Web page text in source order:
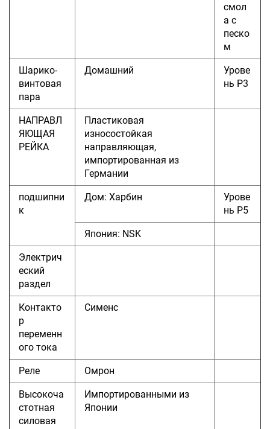
смол
а с
песко
м
Шарико-
винтовая
пара
Домашний
Урове
нь P3
НАПРАВЛ
ЯЮЩАЯ
РЕЙКА
Пластиковая
износостойкая
направляющая,
импортированная из
Германии
подшипни
к
Дом: Харбин
Урове
нь P5
Япония: NSK
Электрич
еский
раздел
Контакто
р
переменн
ого тока
Сименс
Реле Омрон
Высокоча
стотная
силовая
Импортированными из
Японии